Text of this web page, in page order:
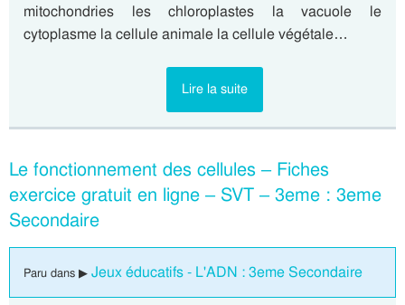
mitochondries les chloroplastes la vacuole le
cytoplasme la cellule animale la cellule végétale…
Lire la suite
Le fonctionnement des cellules – Fiches
exercice gratuit en ligne – SVT – 3eme : 3eme
Secondaire
Paru dans ▶ Jeux éducatifs - L'ADN : 3eme Secondaire